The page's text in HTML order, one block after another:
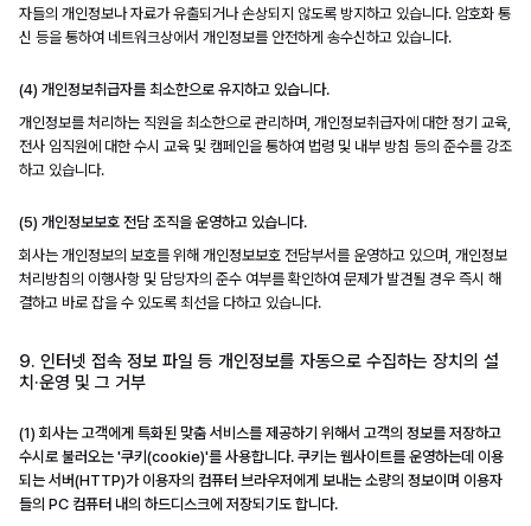
자들의 개인정보나 자료가 유출되거나 손상되지 않도록 방지하고 있습니다. 암호화 통
신 등을 통하여 네트워크상에서 개인정보를 안전하게 송수신하고 있습니다.
(4) 개인정보취급자를 최소한으로 유지하고 있습니다.
개인정보를 처리하는 직원을 최소한으로 관리하며, 개인정보취급자에 대한 정기 교육,
전사 임직원에 대한 수시 교육 및 캠페인을 통하여 법령 및 내부 방침 등의 준수를 강조
하고 있습니다.
(5) 개인정보보호 전담 조직을 운영하고 있습니다.
회사는 개인정보의 보호를 위해 개인정보보호 전담부서를 운영하고 있으며, 개인정보
처리방침의 이행사항 및 담당자의 준수 여부를 확인하여 문제가 발견될 경우 즉시 해
결하고 바로 잡을 수 있도록 최선을 다하고 있습니다.
9. 인터넷 접속 정보 파일 등 개인정보를 자동으로 수집하는 장치의 설
치·운영 및 그 거부
(1) 회사는 고객에게 특화된 맞춤 서비스를 제공하기 위해서 고객의 정보를 저장하고
수시로 불러오는 '쿠키(cookie)'를 사용합니다. 쿠키는 웹사이트를 운영하는데 이용
되는 서버(HTTP)가 이용자의 컴퓨터 브라우저에게 보내는 소량의 정보이며 이용자
들의 PC 컴퓨터 내의 하드디스크에 저장되기도 합니다.